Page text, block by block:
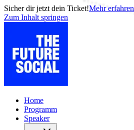
Sicher dir jetzt dein Ticket!Mehr erfahren
Zum Inhalt springen
Home
Programm
Speaker